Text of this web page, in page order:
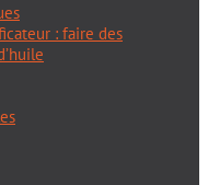
: faire des